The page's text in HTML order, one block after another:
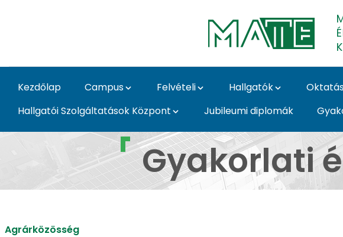
Kezdőlap Campus Felvételi Hallgatók
Hallgatói Szolgáltatások Központ
Jubileumi diplomák
Gyakorlati ésGyakorlati
Agrárközösség